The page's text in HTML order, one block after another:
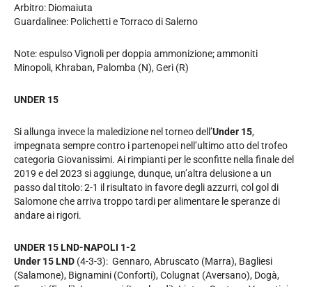
Arbitro: Diomaiuta
Guardalinee: Polichetti e Torraco di Salerno
Note: espulso Vignoli per doppia ammonizione; ammoniti
Minopoli, Khraban, Palomba (N), Geri (R)
UNDER 15
Si allunga invece la maledizione nel torneo dell’Under 15,
impegnata sempre contro i partenopei nell’ultimo atto del trofeo
categoria Giovanissimi. Ai rimpianti per le sconfitte nella finale del
2019 e del 2023 si aggiunge, dunque, un’altra delusione a un
passo dal titolo: 2-1 il risultato in favore degli azzurri, col gol di
Salomone che arriva troppo tardi per alimentare le speranze di
andare ai rigori.
UNDER 15 LND-NAPOLI 1-2
Under 15 LND (4-3-3): Gennaro, Abruscato (Marra), Bagliesi
(Salamone), Bignamini (Conforti), Colugnat (Aversano), Dogà,